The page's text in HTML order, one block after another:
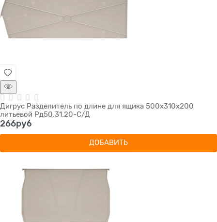
Дигрус Разделитель по длине для ящика 500х310х200
литьевой Рд50.31.20-С/Д
266руб
ДОБАВИТЬ